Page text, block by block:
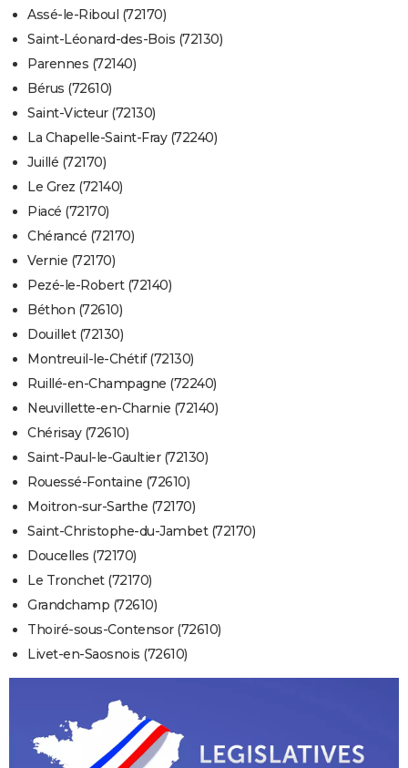
Assé-le-Riboul (72170)
Saint-Léonard-des-Bois (72130)
Parennes (72140)
Bérus (72610)
Saint-Victeur (72130)
La Chapelle-Saint-Fray (72240)
Juillé (72170)
Le Grez (72140)
Piacé (72170)
Chérancé (72170)
Vernie (72170)
Pezé-le-Robert (72140)
Béthon (72610)
Douillet (72130)
Montreuil-le-Chétif (72130)
Ruillé-en-Champagne (72240)
Neuvillette-en-Charnie (72140)
Chérisay (72610)
Saint-Paul-le-Gaultier (72130)
Rouessé-Fontaine (72610)
Moitron-sur-Sarthe (72170)
Saint-Christophe-du-Jambet (72170)
Doucelles (72170)
Le Tronchet (72170)
Grandchamp (72610)
Thoiré-sous-Contensor (72610)
Livet-en-Saosnois (72610)